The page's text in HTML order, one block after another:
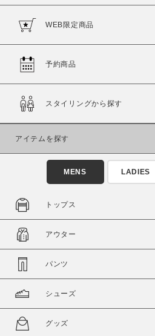
カラー
価格
～
商品タイプ
通常商品
在庫
在庫あり
WEB限定商品
予約商品
スタイリングから探す
アイテムを探す
MENS LADIES
トップス
アウター
パンツ
シューズ
グッズ